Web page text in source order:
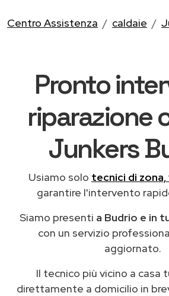
Centro Assistenza caldaie
Pronto
riparazione
Junkers
Usiamo solo tecnici di
garantire l'intervento
Siamo presenti a Budrio e in
con un servizio
aggiornato.
Il tecnico più vicino a casa
direttamente a domicilio in